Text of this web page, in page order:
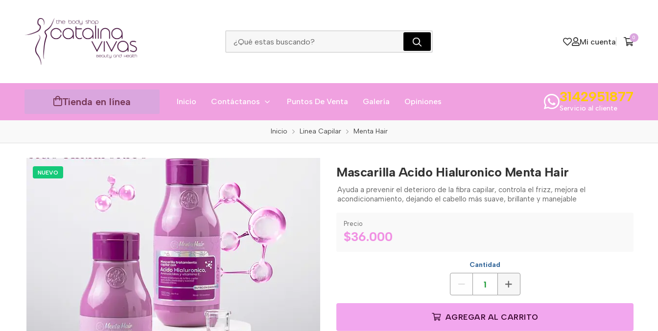
Mi cuenta 0
Tienda en línea Inicio Contáctanos Puntos De Venta Galería Opiniones 3142951877
Servicio al cliente
Inicio Linea Capilar Menta Hair
NUEVO Mascarilla Acido Hialuronico Menta Hair
Ayuda a prevenir el deterioro de la fibra capilar, controla el frizz, mejora el
acondicionamiento, dejando el cabello más suave, brillante y manejable
Precio
$36.000
Cantidad
AGREGAR AL CARRITO